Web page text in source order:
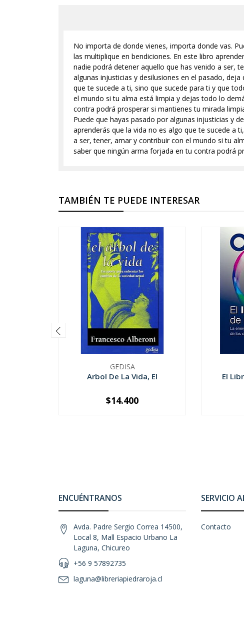
No importa de donde vienes, importa donde vas.
las multiplique en bendiciones. En este libro
nadie podrá detener aquello que has venido a ser,
algunas injusticias y desilusiones en el pasado,
que te sucede a ti, sino que sucede para ti y que
el mundo si tu alma está limpia y dejas todo lo
contra podrá prosperar si mantienes tu mirada
Puede que hayas pasado por algunas injusticias y
aprenderás que la vida no es algo que te sucede a
a ser, tener, amar y contribuir con el mundo si tu
saber que ningún arma forjada en tu contra podrá
TAMBIÉN TE PUEDE INTERESAR
GEDISA
Arbol De La Vida, El
+
$14.400
El
ENCUÉNTRANOS
Avda. Padre Sergio Correa 14500,
Local 8, Mall Espacio Urbano La
Laguna, Chicureo
+56 9 57892735
laguna@libreriapiedraroja.cl
SERVICIO
Contacto